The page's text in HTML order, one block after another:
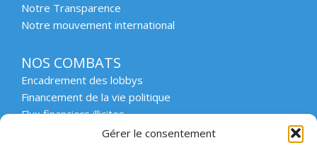
Gérer le consentement
Notre Transparence
Notre mouvement international
NOS COMBATS
Encadrement des lobbys
Financement de la vie politique
Flux financiers illicites
Intégrité et transparence du secteur privé